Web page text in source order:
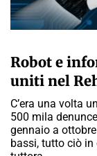
Robot e
uniti nel
C’era una volta
500 mila
gennaio a
bassi, tutto ciò in